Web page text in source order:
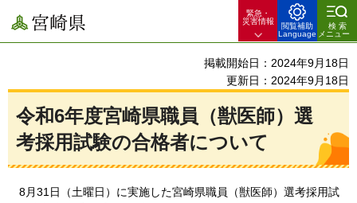
宮崎県
緊急・
災害情報
閲覧補助
Language
検索
メニュー
掲載開始日：2024年9月18日
更新日：2024年9月18日
令和6年度宮崎県職員（獣医師）選
考採用試験の合格者について
8月31日（土曜日）に実施した宮崎県職員（獣医師）選考採用試